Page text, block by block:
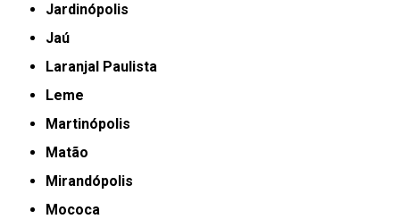
Jardinópolis
Jaú
Laranjal Paulista
Leme
Martinópolis
Matão
Mirandópolis
Mococa